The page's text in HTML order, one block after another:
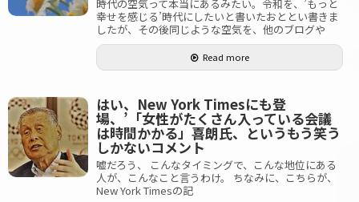
時代の空気って本当にあるみたい。令和を、’もっと
幸せを感じる’時代にしたいと書いたおととい書きま
したが、その後同じような空気を、他のブログや
Read more
はい、New York Timesにも登
場、’「女性がたくさん入っている会議
は時間かかる」喜朗氏、というもう笑う
しかないコメント
嘘だろう、 こんなタイミングで、こんな地位にある
人が、こんなこと言うわけ。 ちなみに、こちらが、
New York Timesの記